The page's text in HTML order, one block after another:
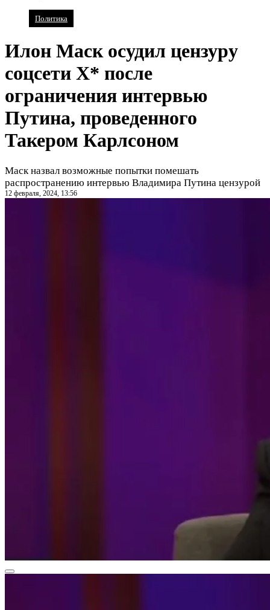
Политика
Илон Маск осудил цензуру
соцсети Х* после
ограничения интервью
Путина, проведенного
Такером Карлсоном
Маск назвал возможные попытки помешать
распространению интервью Владимира Путина цензурой
12 февраля, 2024, 13:56